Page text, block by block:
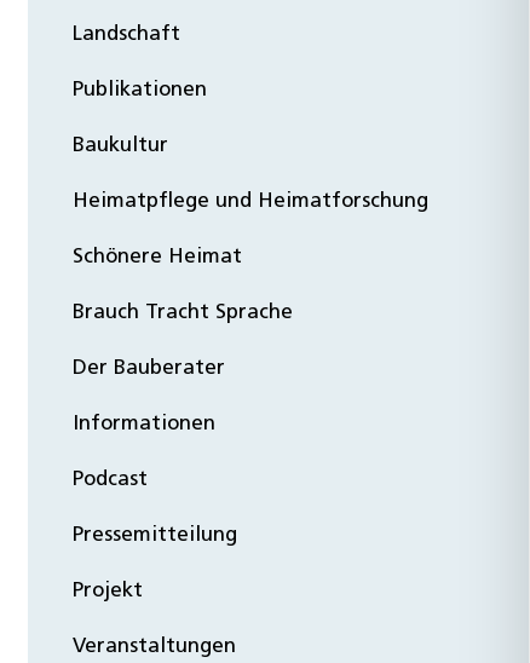
Landschaft
Publikationen
Baukultur
Heimatpflege und Heimatforschung
Schönere Heimat
Brauch Tracht Sprache
Der Bauberater
Informationen
Podcast
Pressemitteilung
Projekt
Veranstaltungen